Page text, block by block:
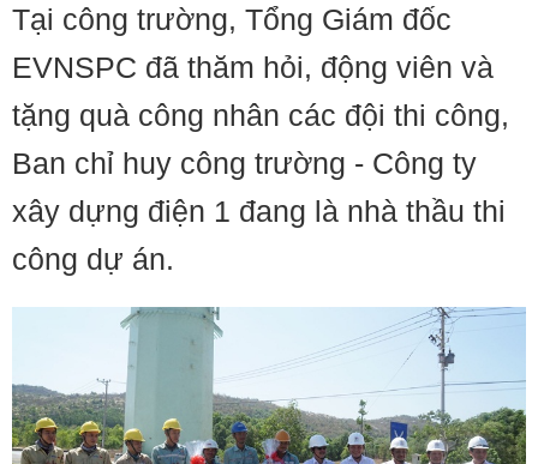
Tại công trường, Tổng Giám đốc
EVNSPC đã thăm hỏi, động viên và
tặng quà công nhân các đội thi công,
Ban chỉ huy công trường - Công ty
xây dựng điện 1 đang là nhà thầu thi
công dự án.